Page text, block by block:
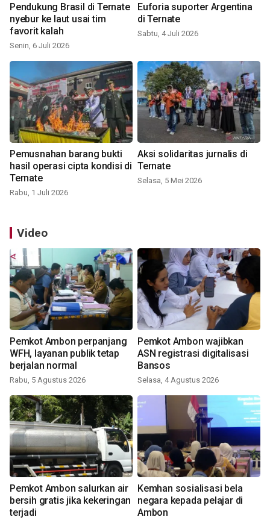
Pendukung Brasil di Ternate
nyebur ke laut usai tim
favorit kalah
Senin, 6 Juli 2026
Euforia suporter Argentina
di Ternate
Sabtu, 4 Juli 2026
Pemusnahan barang bukti
hasil operasi cipta kondisi di
Ternate
Rabu, 1 Juli 2026
Aksi solidaritas jurnalis di
Ternate
Selasa, 5 Mei 2026
Video
Pemkot Ambon perpanjang
WFH, layanan publik tetap
berjalan normal
Rabu, 5 Agustus 2026
Pemkot Ambon wajibkan
ASN registrasi digitalisasi
Bansos
Selasa, 4 Agustus 2026
Pemkot Ambon salurkan air
bersih gratis jika kekeringan
terjadi
Kemhan sosialisasi bela
negara kepada pelajar di
Ambon